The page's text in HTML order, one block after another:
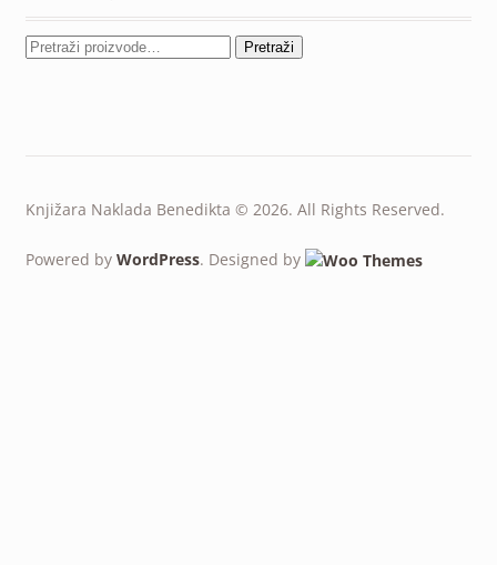
Pretraži
Knjižara Naklada Benedikta © 2026. All Rights Reserved.
Powered by WordPress. Designed by